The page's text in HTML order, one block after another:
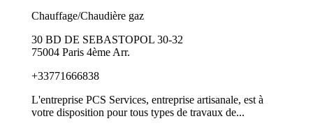
Chauffage/Chaudière gaz
30 BD DE SEBASTOPOL 30-32
75004 Paris 4ème Arr.
+33771666838
L'entreprise PCS Services, entreprise artisanale, est à
votre disposition pour tous types de travaux de...